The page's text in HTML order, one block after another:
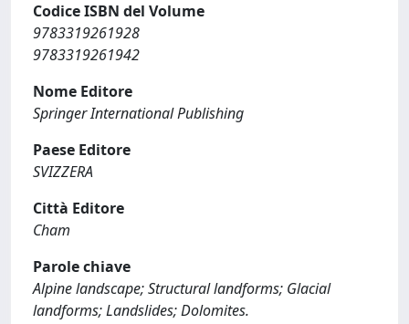
Codice ISBN del Volume
9783319261928
9783319261942
Nome Editore
Springer International Publishing
Paese Editore
SVIZZERA
Città Editore
Cham
Parole chiave
Alpine landscape; Structural landforms; Glacial
landforms; Landslides; Dolomites.